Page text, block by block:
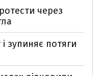
через
зупиняє потяги